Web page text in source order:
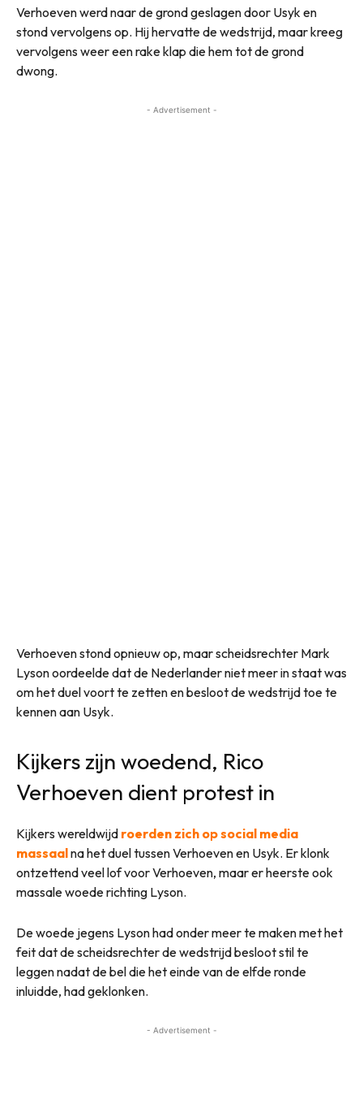
Verhoeven werd naar de grond geslagen door Usyk en
stond vervolgens op. Hij hervatte de wedstrijd, maar kreeg
vervolgens weer een rake klap die hem tot de grond
dwong.
- Advertisement -
Verhoeven stond opnieuw op, maar scheidsrechter Mark
Lyson oordeelde dat de Nederlander niet meer in staat was
om het duel voort te zetten en besloot de wedstrijd toe te
kennen aan Usyk.
Kijkers zijn woedend, Rico
Verhoeven dient protest in
Kijkers wereldwijd roerden zich op social media
massaalna het duel tussen Verhoeven en Usyk. Er klonk
ontzettend veel lof voor Verhoeven, maar er heerste ook
massale woede richting Lyson.
De woede jegens Lyson had onder meer te maken met het
feit dat de scheidsrechter de wedstrijd besloot stil te
leggen nadat de bel die het einde van de elfde ronde
inluidde, had geklonken.
- Advertisement -